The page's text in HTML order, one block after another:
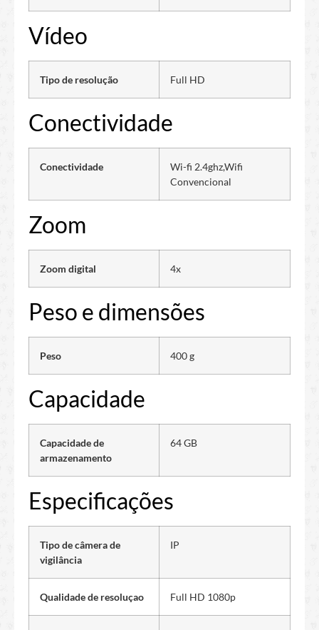
Vídeo
Tipo de resolução Full HD
Conectividade
Conectividade
Wi-fi 2.4ghz,Wifi
Convencional
Zoom
Zoom digital 4x
Peso e dimensões
Peso 400 g
Capacidade
Capacidade de
armazenamento
64 GB
Especificações
Tipo de câmera de
vigilância
IP
Qualidade de resoluçao Full HD 1080p